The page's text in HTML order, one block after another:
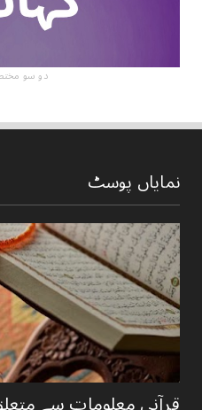
دو سو
نمایاں پوسٹ